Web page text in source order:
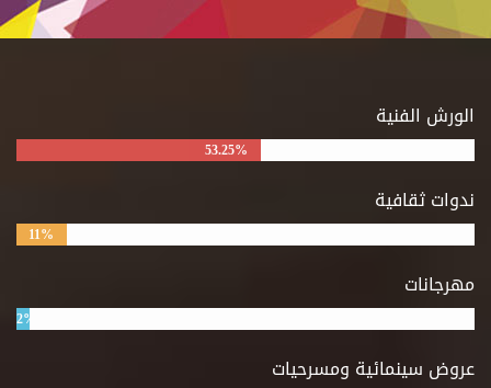
الورش الفنية
53.25%
ندوات ثقافية
11%
مهرجانات
2%
عروض سينمائية ومسرحيات